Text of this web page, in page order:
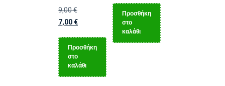
9,00€
7,00€
Προσθήκη
στο
καλάθι
Προσθήκη
στο
καλάθι